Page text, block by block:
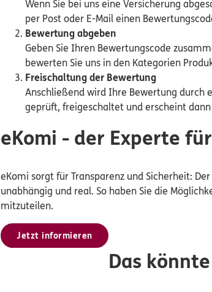
Wenn Sie bei uns eine Versicherung
per Post oder E-Mail einen
Bewertung abgeben
Geben Sie Ihren Bewertungscode
bewerten Sie uns in den Kategorien
Freischaltung der Bewertung
Anschließend wird Ihre Bewertung durch
geprüft, freigeschaltet und erscheint
eKomi - der Experte
eKomi sorgt für Transparenz und Sicherheit:
unabhängig und real. So haben Sie die
mitzuteilen.
Jetzt informieren
Das